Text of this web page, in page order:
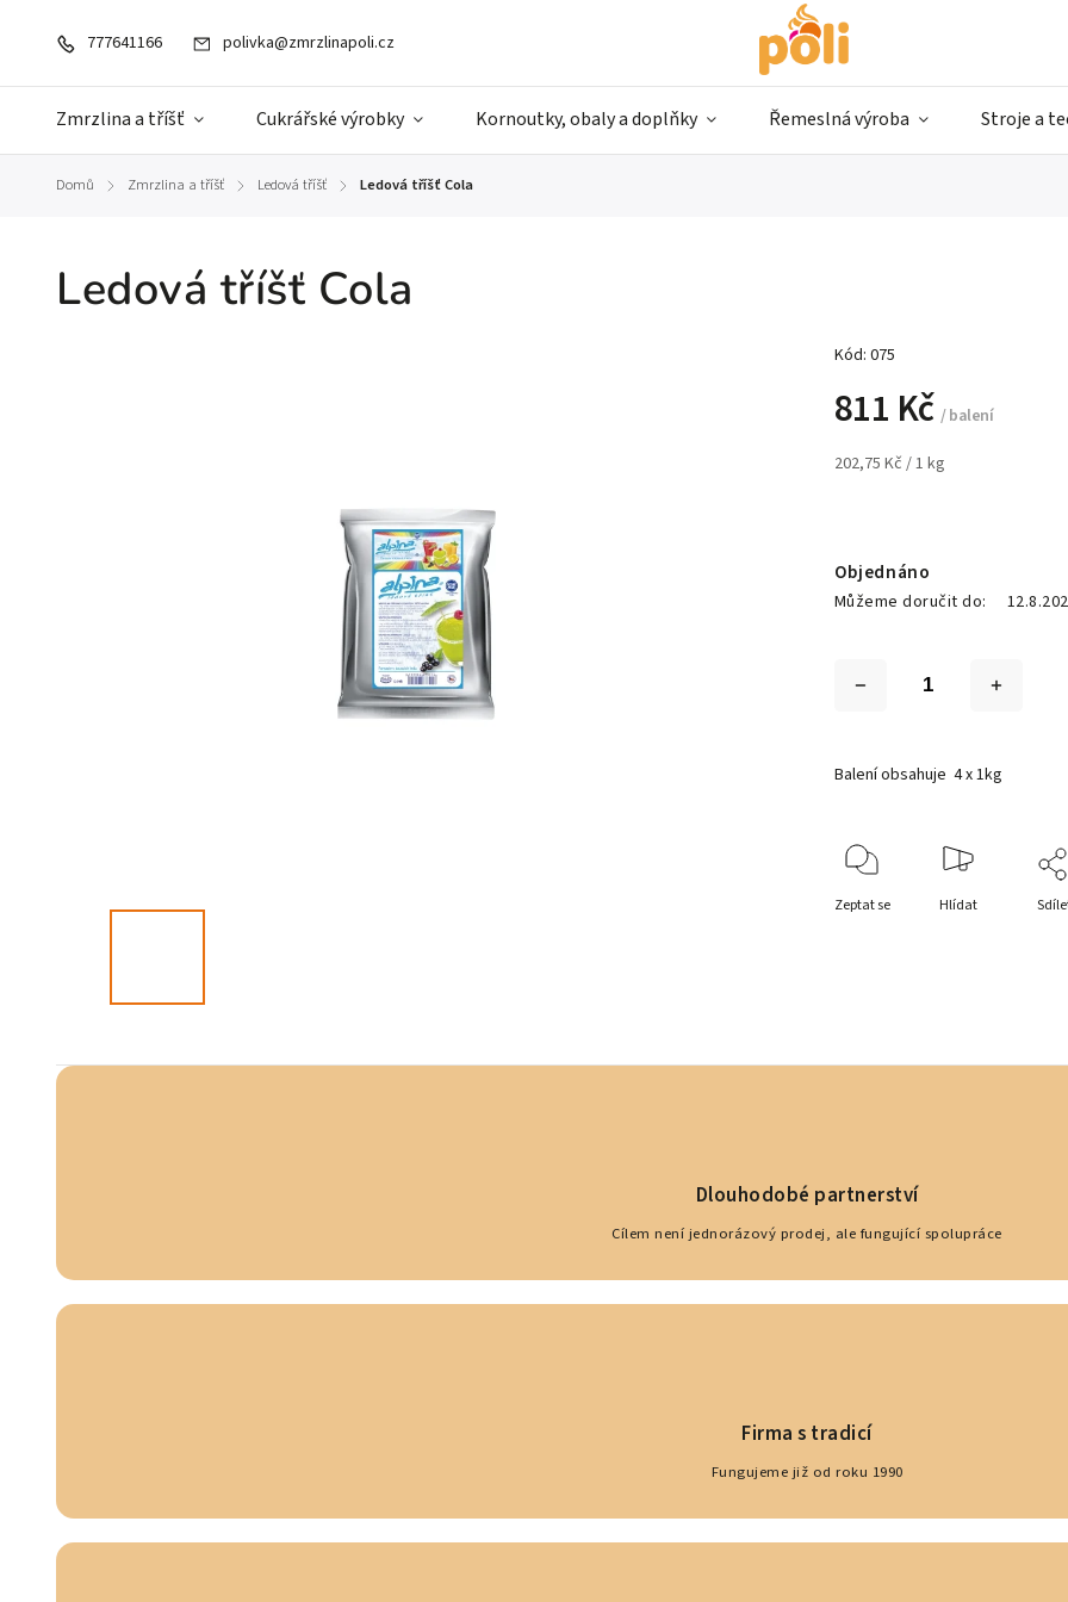
777641166 polivka@zmrzlinapoli.cz
Zmrzlina a tříšť Cukrářské výrobky Kornoutky, obaly a doplňky Řemeslná výroba Stroje a
Domů / Zmrzlina a tříšť / Ledová tříšť / Ledová tříšť Cola
Ledová tříšť Cola
Kód: 075
811 Kč / balení
202,75 Kč / 1 kg
Objednáno
Můžeme doručit do:
Balení obsahuje 4 x 1kg
Zeptat se Hlídat
Dlouhodobé partnerství
Cílem není jednorázový prodej, ale fungující spolupráce
Firma s tradicí
Fungujeme již od roku 1990